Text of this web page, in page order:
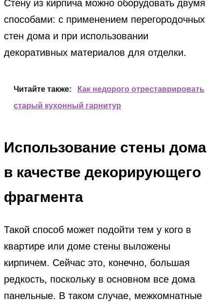
Стену из кирпича можно оборудовать двумя
способами: с применением перегородочных
стен дома и при использовании
декоративных материалов для отделки.
Читайте также:
Как недорого отреставрировать
старый кухонный гарнитур
Использование стены дома
в качестве декорирующего
фрагмента
Такой способ может подойти тем у кого в
квартире или доме стены выложены
кирпичем. Сейчас это, конечно, большая
редкость, поскольку в основном все дома
панельные. В таком случае, межкомнатные